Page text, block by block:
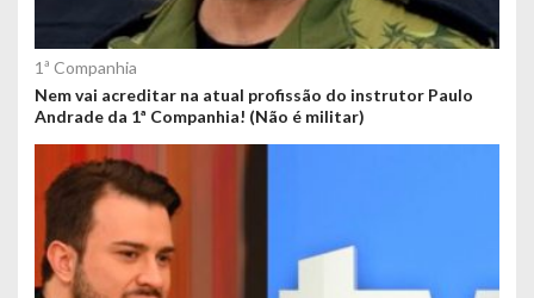
1ª Companhia
Nem vai acreditar na atual profissão do instrutor Paulo
Andrade da 1ª Companhia! (Não é militar)